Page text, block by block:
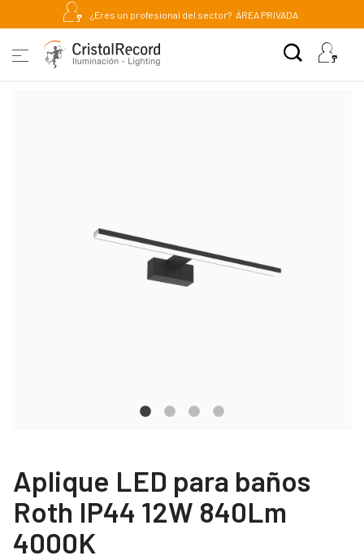
¿Eres un profesional del sector? ÁREA PRIVADA
Aplique LED para baños
Roth IP44 12W 840Lm
4000K